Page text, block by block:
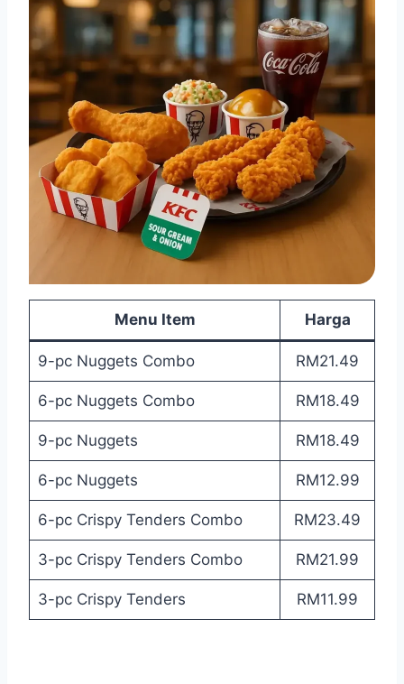
Menu Item Harga
9-pc Nuggets Combo RM21.49
6-pc Nuggets Combo RM18.49
9-pc Nuggets RM18.49
6-pc Nuggets RM12.99
6-pc Crispy Tenders Combo RM23.49
3-pc Crispy Tenders Combo RM21.99
3-pc Crispy Tenders RM11.99